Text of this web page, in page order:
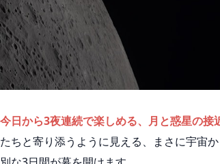
今日から3夜連続で楽しめる、月と惑星の接
ちと寄り添うように見える、まさに宇宙